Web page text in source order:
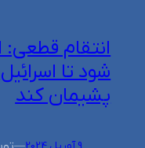
انتقام قطعی:
شود تا
پشیمان کند